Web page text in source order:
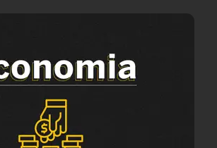
Economia
Educação
Infraestrutura
Internacional
Podcast
Política
Saúde